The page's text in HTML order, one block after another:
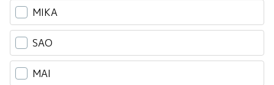
MIKA
SAO
MAI